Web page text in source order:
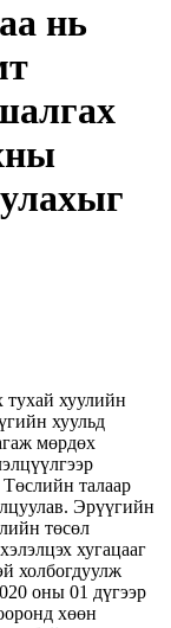
нь
тухай хуулийн
хуульд
мөрдөх
талаар
Эрүүгийн
төсөл
хугацааг
холбогдуулж
оны 01 дүгээр
хөөн